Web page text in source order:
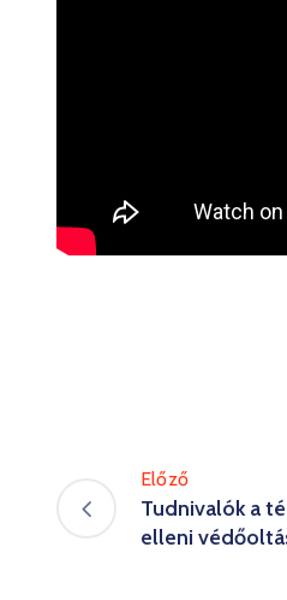
Előző
Tudnivalók a
elleni